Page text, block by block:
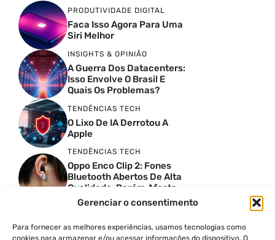
Gerenciar o consentimento
Para fornecer as melhores experiências, usamos tecnologias como
cookies para armazenar e/ou acessar informações do dispositivo. O
PRODUTIVIDADE DIGITAL
Faca Isso Agora Para Uma
Siri Melhor
INSIGHTS & OPINIÃO
A Guerra Dos Datacenters:
Isso Envolve O Brasil E
Quais Os Problemas?
TENDÊNCIAS TECH
O Lixo De IA Derrotou A
Apple
TENDÊNCIAS TECH
Oppo Enco Clip 2: Fones
Bluetooth Abertos De Alta
Qualidade, Porém Afasta
Novatos
Troquei Meu Garmin
Premium Por Um Relógio